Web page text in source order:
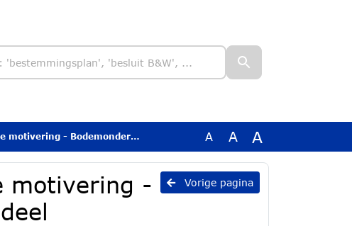
- Bodemonderzoek oostelijk deel A A A
Vorige pagina
motivering -